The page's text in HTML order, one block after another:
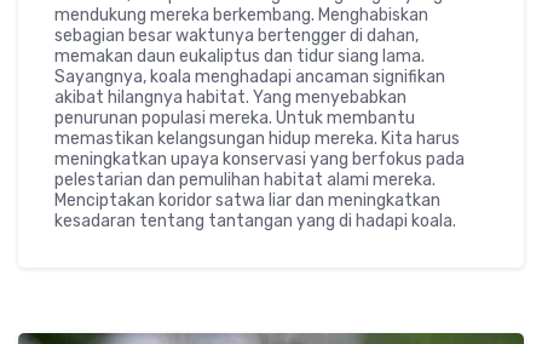
mendukung mereka berkembang. Menghabiskan
sebagian besar waktunya bertengger di dahan,
memakan daun eukaliptus dan tidur siang lama.
Sayangnya, koala menghadapi ancaman signifikan
akibat hilangnya habitat. Yang menyebabkan
penurunan populasi mereka. Untuk membantu
memastikan kelangsungan hidup mereka. Kita harus
meningkatkan upaya konservasi yang berfokus pada
pelestarian dan pemulihan habitat alami mereka.
Menciptakan koridor satwa liar dan meningkatkan
kesadaran tentang tantangan yang di hadapi koala.